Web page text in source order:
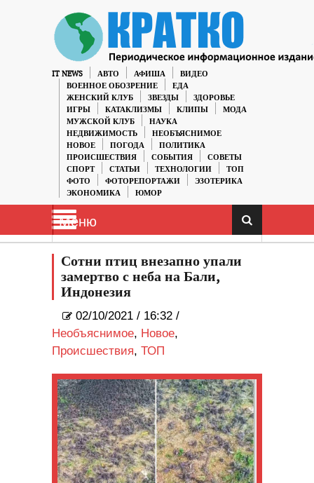
IT NEWS АВТО АФИША
ВИДЕО
ВОЕННОЕ ОБОЗРЕНИЕ
ЕДА
ЖЕНСКИЙ КЛУБ
ЗВЕЗДЫ
ЗДОРОВЬЕ
ИГРЫ
КАТАКЛИЗМЫ КЛИПЫ
МОДА
МУЖСКОЙ КЛУБ
НАУКА
НЕДВИЖИМОСТЬ
НЕОБЪЯСНИМОЕ
НОВОЕ
ПОГОДА
ПОЛИТИКА
ПРОИСШЕСТВИЯ
СОБЫТИЯ
СОВЕТЫ
СПОРТ
СТАТЬИ ТЕХНОЛОГИИ
ТОП
ФОТО
ФОТОРЕПОРТАЖИ
ЭЗОТЕРИКА
ЭКОНОМИКА
ЮМОР
Меню
Сотни птиц внезапно упали
замертво с неба на Бали,
Индонезия
02/10/2021 / 16:32 /
Необъяснимое, Новое,
Происшествия, ТОП